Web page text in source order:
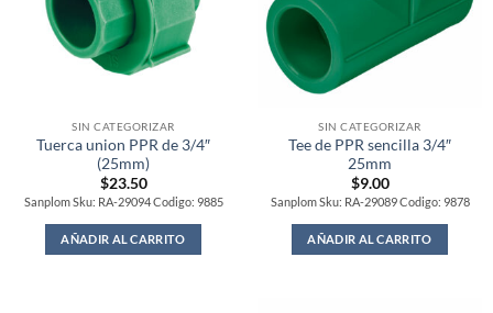
SIN CATEGORIZAR
Tuerca union PPR de 3/4″
(25mm)
$23.50
Sanplom Sku: RA-29094 Codigo: 9885
AÑADIR AL CARRITO
SIN CATEGORIZAR
Tee de PPR sencilla 3/4″
25mm
$9.00
Sanplom Sku: RA-29089 Codigo: 9878
AÑADIR AL CARRITO